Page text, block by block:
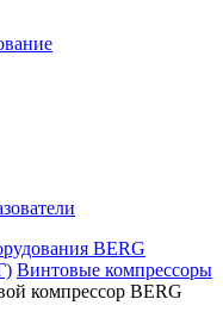
BERG
Винтовые компрессоры
компрессор BERG